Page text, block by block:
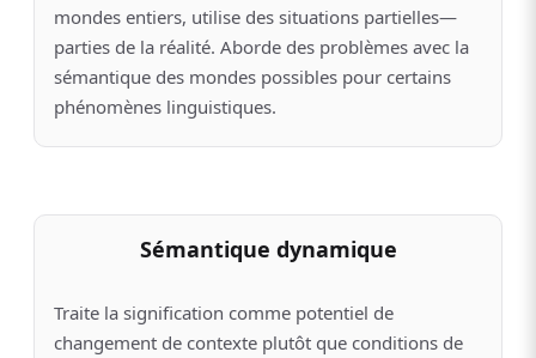
mondes entiers, utilise des situations partielles—
parties de la réalité. Aborde des problèmes avec la
sémantique des mondes possibles pour certains
phénomènes linguistiques.
Sémantique dynamique
Traite la signification comme potentiel de
changement de contexte plutôt que conditions de